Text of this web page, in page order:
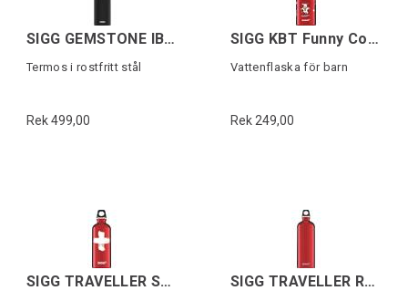
SIGG GEMSTONE IBT Svart 0,75L
Termos i rostfritt stål
Rek 499,00
SIGG KBT Funny Cows 0,4 L
Vattenflaska för barn
Rek 249,00
SIGG TRAVELLER SWISS Röd 0,6 L SIGG TRAVELLER Röd 1,0 L